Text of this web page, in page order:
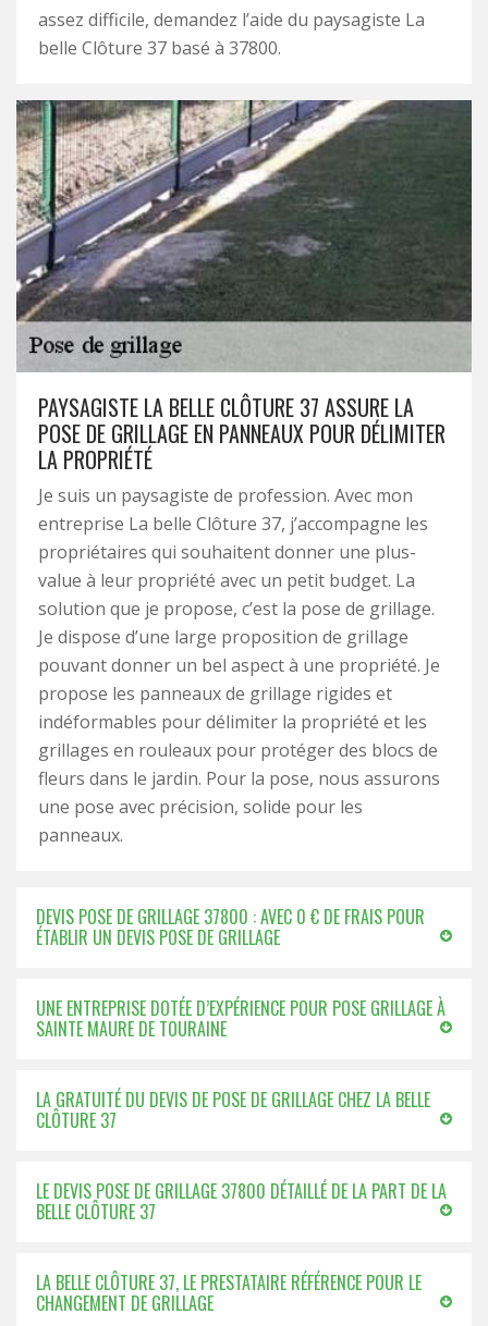
assez difficile, demandez l’aide du paysagiste La
belle Clôture 37 basé à 37800.
PAYSAGISTE LA BELLE CLÔTURE 37 ASSURE LA
POSE DE GRILLAGE EN PANNEAUX POUR DÉLIMITER
LA PROPRIÉTÉ
Je suis un paysagiste de profession. Avec mon
entreprise La belle Clôture 37, j’accompagne les
propriétaires qui souhaitent donner une plus-
value à leur propriété avec un petit budget. La
solution que je propose, c’est la pose de grillage.
Je dispose d’une large proposition de grillage
pouvant donner un bel aspect à une propriété. Je
propose les panneaux de grillage rigides et
indéformables pour délimiter la propriété et les
grillages en rouleaux pour protéger des blocs de
fleurs dans le jardin. Pour la pose, nous assurons
une pose avec précision, solide pour les
panneaux.
DEVIS POSE DE GRILLAGE 37800 : AVEC 0 € DE FRAIS POUR
ÉTABLIR UN DEVIS POSE DE GRILLAGE
UNE ENTREPRISE DOTÉE D’EXPÉRIENCE POUR POSE GRILLAGE À
SAINTE MAURE DE TOURAINE
LA GRATUITÉ DU DEVIS DE POSE DE GRILLAGE CHEZ LA BELLE
CLÔTURE 37
LE DEVIS POSE DE GRILLAGE 37800 DÉTAILLÉ DE LA PART DE LA
BELLE CLÔTURE 37
LA BELLE CLÔTURE 37, LE PRESTATAIRE RÉFÉRENCE POUR LE
CHANGEMENT DE GRILLAGE